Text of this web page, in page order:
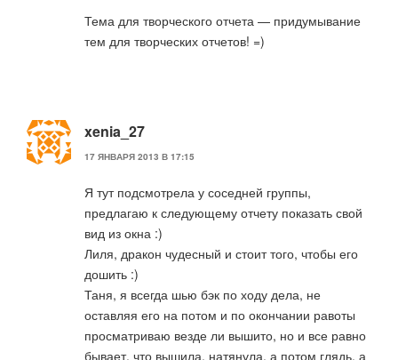
Тема для творческого отчета — придумывание
тем для творческих отчетов! =)
xenia_27
17 ЯНВАРЯ 2013 В 17:15
Я тут подсмотрела у соседней группы,
предлагаю к следующему отчету показать свой
вид из окна :)
Лиля, дракон чудесный и стоит того, чтобы его
дошить :)
Таня, я всегда шью бэк по ходу дела, не
оставляя его на потом и по окончании равоты
просматриваю везде ли вышито, но и все равно
бывает, что вышила, натянула, а потом глядь, а